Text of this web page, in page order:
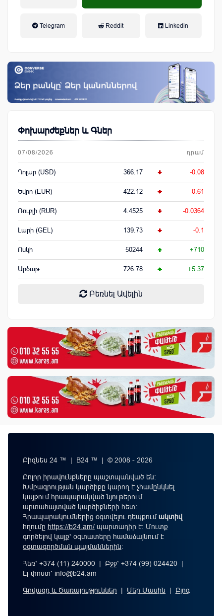
Telegram Reddit Linkedin
Փոխարժեքներ և Գներ
07/08/2026 դրամ
Դոլար (USD) 366.17 -0.08
Եվրո (EUR) 422.12 -0.61
Ռուբլի (RUR) 4.4525 -0.0364
Լարի (GEL) 139.73 -0.1
Ոսկի 50244 +710
Արծաթ 726.78 +5.37
Բեռնել Ավելին
Բիզնես 24 ™ | B24 ™ | © 2008 - 2026
Բոլոր իրավունքները պաշտպանված են:
Խմբագրության կարծիքը կարող է չհամընկնել
կայքում հրապարակված նյութերում
արտահայտված կարծիքների հետ:
Հրապարակումներից օգտվելու դեպքումակտիվ
հղումը https://b24.am/ պարտադիր է: Մուտք
գործելով կայք՝ օգտատերը համաձայնում է
օգտագործման պայմաններին։
Հեռ՝ +374 (11) 240000 | Բջջ՝ +374 (99) 024420 |
Էլ-փոստ՝ info@b24.am
Գովազդ և Ծառայություններ | Մեր Մասին | Բլոգ